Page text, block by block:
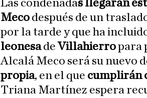
Las condenadas llegarán
Meco después de un
por la tarde y que ha
leonesadeVillahierropara
Alcalá Meco será su nuevo
propia, en el que cumplirán
Triana Martínez espera